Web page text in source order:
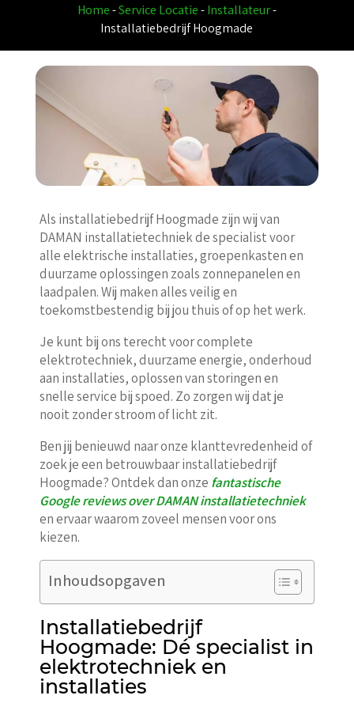
Home-Service Locatie-Installateur-
Installatiebedrijf Hoogmade
Als installatiebedrijf Hoogmade zijn wij van
DAMAN installatietechniek de specialist voor
alle elektrische installaties, groepenkasten en
duurzame oplossingen zoals zonnepanelen en
laadpalen. Wij maken alles veilig en
toekomstbestendig bij jou thuis of op het werk.
Je kunt bij ons terecht voor complete
elektrotechniek, duurzame energie, onderhoud
aan installaties, oplossen van storingen en
snelle service bij spoed. Zo zorgen wij dat je
nooit zonder stroom of licht zit.
Ben jij benieuwd naar onze klanttevredenheid of
zoek je een betrouwbaar installatiebedrijf
Hoogmade? Ontdek dan onze fantastische
Google reviews over DAMAN installatietechniek
en ervaar waarom zoveel mensen voor ons
kiezen.
Inhoudsopgaven
Installatiebedrijf
Hoogmade: Dé specialist in
elektrotechniek en
installaties